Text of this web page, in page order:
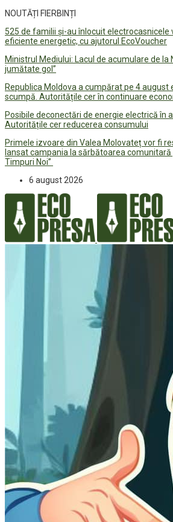
NOUTĂȚI FIERBINȚI
525 de familii și-au înlocuit electrocasnicele
eficiente energetic, cu ajutorul EcoVoucher
Ministrul Mediului: Lacul de acumulare de la
jumătate gol”
Republica Moldova a cumpărat pe 4 august
scumpă. Autoritățile cer în continuare
Posibile deconectări de energie electrică în
Autoritățile cer reducerea consumului
Primele izvoare din Valea Molovateț vor fi
lansat campania la sărbătoarea comunitară
Timpuri Noi”
6 august 2026